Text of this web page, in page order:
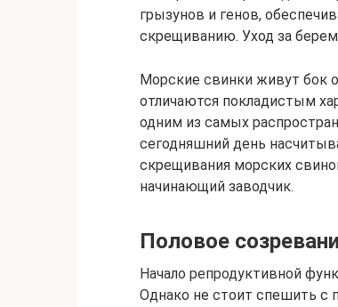
грызунов и генов,
скрещиванию. Уход за
Морские свинки живут бок
отличаются покладистым
одним из самых
сегодняшний день
скрещивания морских
начинающий заводчик.
Половое
Начало репродуктивной
Однако не стоит спешить с